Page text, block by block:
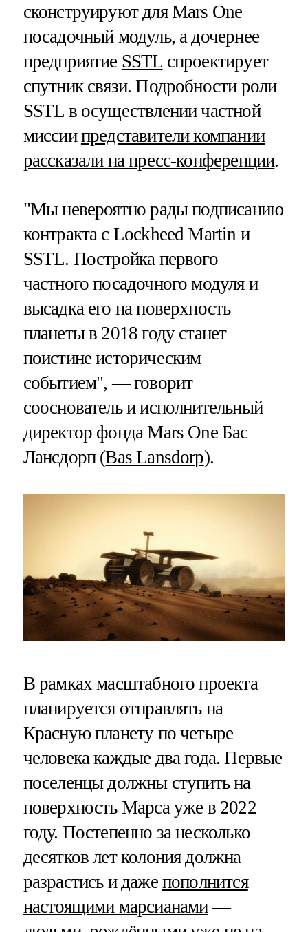
сконструируют для Mars One
посадочный модуль, а дочернее
предприятие SSTL спроектирует
спутник связи. Подробности роли
SSTL в осуществлении частной
миссиипредставители компании
рассказали на пресс-конференции.
"Мы невероятно рады подписанию
контракта с Lockheed Martin и
SSTL. Постройка первого
частного посадочного модуля и
высадка его на поверхность
планеты в 2018 году станет
поистине историческим
событием", — говорит
сооснователь и исполнительный
директор фонда Mars One Бас
Лансдорп (Bas Lansdorp).
В рамках масштабного проекта
планируется отправлять на
Красную планету по четыре
человека каждые два года. Первые
поселенцы должны ступить на
поверхность Марса уже в 2022
году. Постепенно за несколько
десятков лет колония должна
разрастись и даже пополнится
настоящими марсианами—